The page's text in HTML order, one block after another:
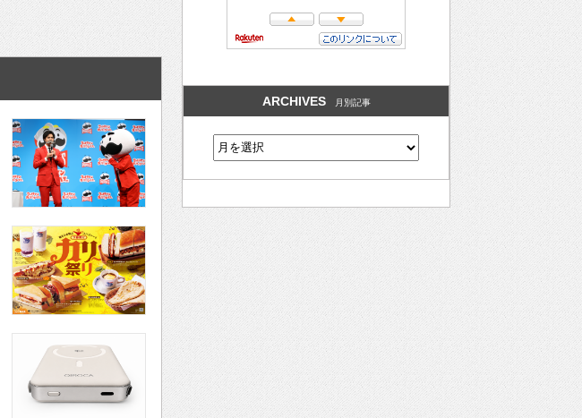
ARCHIVES 月別記事